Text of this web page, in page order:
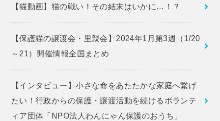
【猫動画】猫の戦い！その結末はいかに…！？
【保護猫の譲渡会・里親会】2024年1月第3週（1/20
～21）開催情報全国まとめ
【インタビュー】小さな命をあたたかな家庭へ繋げ
たい！行政からの保護・譲渡活動を続けるボランテ
ィア団体「NPO法人わんにゃん保護のおうち」